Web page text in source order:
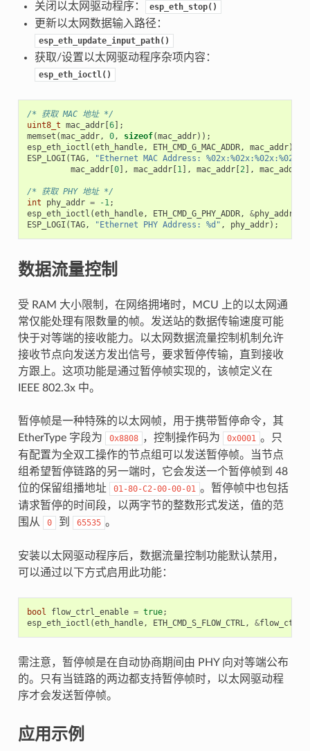
关闭以太网驱动程序： esp_eth_stop()
更新以太网数据输入路径：
esp_eth_update_input_path()
获取/设置以太网驱动程序杂项内容：
esp_eth_ioctl()
/* 获取 MAC 地址 */
uint8_t mac_addr[ 6];
memset (mac_addr, 0, sizeof(mac_addr));
esp_eth_ioctl (eth_handle, ETH_CMD_G_MAC_ADDR, mac_addr);
ESP_LOGI (TAG,
"Ethernet MAC Address:
mac_addr[ 0], mac_addr[ 1], mac_addr[ 2], mac_addr
/* 获取 PHY 地址 */
int
phy_addr = -1;
esp_eth_ioctl (eth_handle, ETH_CMD_G_PHY_ADDR, &phy_addr
ESP_LOGI (TAG, "Ethernet PHY Address: %d" , phy_addr);
数据流量控制
受 RAM 大小限制，在网络拥堵时，MCU 上的以太网通
常仅能处理有限数量的帧。发送站的数据传输速度可能
快于对等端的接收能力。以太网数据流量控制机制允许
接收节点向发送方发出信号，要求暂停传输，直到接收
方跟上。这项功能是通过暂停帧实现的，该帧定义在
IEEE 802.3x 中。
暂停帧是一种特殊的以太网帧，用于携带暂停命令，其
EtherType 字段为
0x8808 ，控制操作码为 0x0001 。只
有配置为全双工操作的节点组可以发送暂停帧。当节点
组希望暂停链路的另一端时，它会发送一个暂停帧到 48
位的保留组播地址
01-80-C2-00-00-01 。暂停帧中也包括
请求暂停的时间段，以两字节的整数形式发送，值的范
围从
0 到 65535 。
安装以太网驱动程序后，数据流量控制功能默认禁用，
可以通过以下方式启用此功能：
bool flow_ctrl_enable = true;
esp_eth_ioctl (eth_handle, ETH_CMD_S_FLOW_CTRL, &
需注意，暂停帧是在自动协商期间由 PHY 向对等端公布
的。只有当链路的两边都支持暂停帧时，以太网驱动程
序才会发送暂停帧。
应用示例